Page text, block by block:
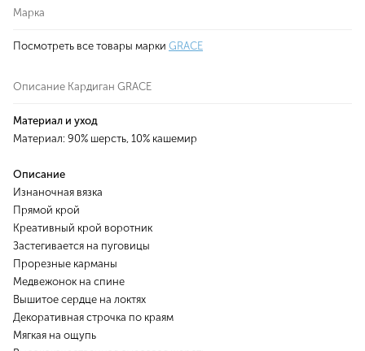
Марка
Посмотреть все товары марки GRACE
Описание Кардиган GRACE
Материал и уход
Материал: 90% шерсть, 10% кашемир
Описание
Изнаночная вязка
Прямой крой
Креативный крой воротник
Застегивается на пуговицы
Прорезные карманы
Медвежонок на спине
Вышитое сердце на локтях
Декоративная строчка по краям
Мягкая на ощупь